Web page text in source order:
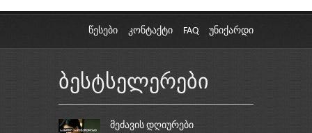
წესები კონტაქტი FAQ უნიქარდი
ბესტსელერები
მეძავის დღიურები